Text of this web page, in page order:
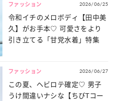
ファッション 2026/06/25
令和イチのメロボディ【田中美
久】がお手本♡ 可愛さをより
引き立てる「甘党水着」特集
ファッション 2026/06/27
この夏、ヘビロテ確定♡ 男子
うけ間違いナシな【ちびTコー